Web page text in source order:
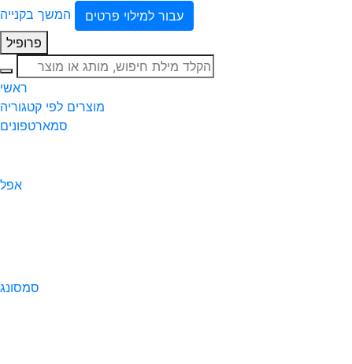
עבור למילוי פרטים
המשך בקנייה
פרופיל
חיפוש
ראשי
מוצרים לפי קטגוריה
סמארטפונים
אפל
סמסונג